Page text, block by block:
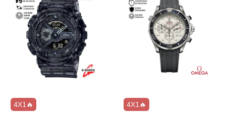
4X1🔥
4X1🔥